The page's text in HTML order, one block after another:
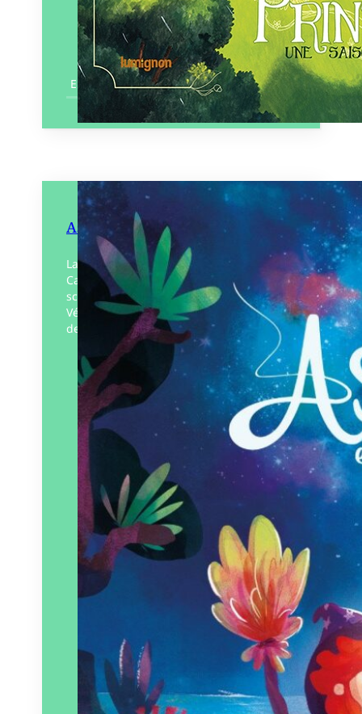
En savoir plus
Astrid et la poussière d’étoiles
La lune se lève, les étoiles apparaissent.
Cassiopée, la Grande Ourse et Véga
scintillent de mille feux, pendant que
Vénus brille timidement. La constellation
de Persée se dessine,…
Éditeur :
Plumes de Bourdon
Paru le30/09/2024